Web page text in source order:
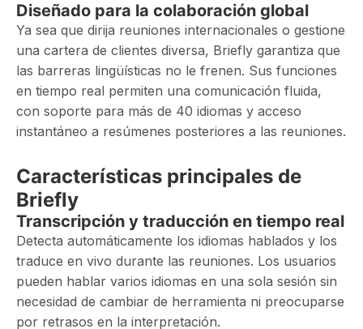
Diseñado para la colaboración global
Ya sea que dirija reuniones internacionales o gestione
una cartera de clientes diversa, Briefly garantiza que
las barreras lingüísticas no le frenen. Sus funciones
en tiempo real permiten una comunicación fluida,
con soporte para más de 40 idiomas y acceso
instantáneo a resúmenes posteriores a las reuniones.
Características principales de
Briefly
Transcripción y traducción en tiempo real
Detecta automáticamente los idiomas hablados y los
traduce en vivo durante las reuniones. Los usuarios
pueden hablar varios idiomas en una sola sesión sin
necesidad de cambiar de herramienta ni preocuparse
por retrasos en la interpretación.